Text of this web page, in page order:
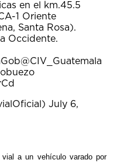
en el km.45.5
1 Oriente
Santa Rosa).
Occidente.
@CIV_Guatemala
July 6,
vial a un vehículo varado por